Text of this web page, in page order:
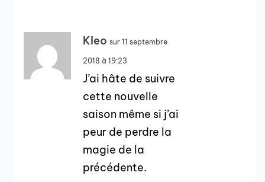
Kleo sur 11 septembre
2018 à 19:23
J’ai hâte de suivre
cette nouvelle
saison même si j’ai
peur de perdre la
magie de la
précédente.